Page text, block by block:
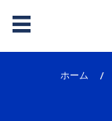
ホーム